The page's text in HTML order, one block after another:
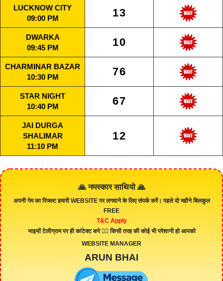
LUCKNOW CITY
09:00 PM
13
DWARKA
09:45 PM
10
CHARMINAR BAZAR
10:30 PM
76
STAR NIGHT
10:40 PM
67
JAI DURGA
SHALIMAR
11:10 PM
12
🙏 नमस्कार साथियो 🙏
अपनी गेम का रिजल्ट हमारीWEBSITEपर लगवाने के लिए संपर्क करें। पहले दो महीने बिलकुल
FREE
T&C Apply
भाइयों टेलीग्राम पर ही कांटेक्ट करे 👇🏻 किसी तरह की कोई भी परेशानी हो आपको
WEBSITE MANAGER
ARUN BHAI